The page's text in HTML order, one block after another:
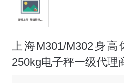
上海M301/M302身
250kg电子秤一级代理